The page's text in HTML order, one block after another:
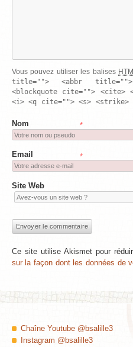
Vous pouvez utiliser les balises
title=""> <abbr
<blockquote cite=""> <cite>
<i> <q cite=""> <s> <strike>
Nom *
Email *
Site Web
Ce site utilise Akismet pour
sur la façon dont les données de
Chaîne Youtube @bsalille3
Instagram @bsalille3